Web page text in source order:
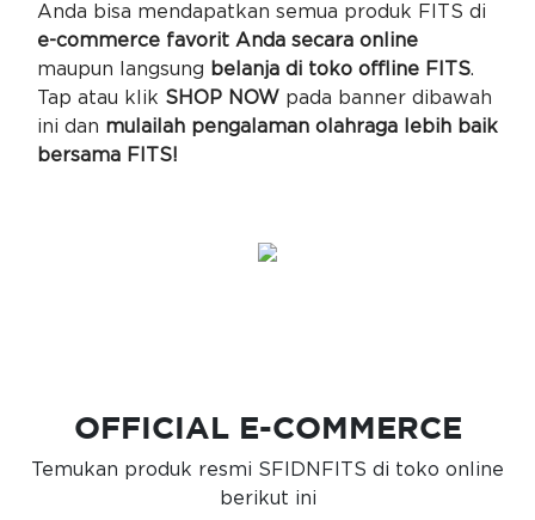
Anda bisa mendapatkan semua produk FITS di
e-commerce favorit Anda secara online
maupun langsung belanja di toko offline FITS.
Tap atau klik SHOP NOW pada banner dibawah
ini dan mulailah pengalaman olahraga lebih baik
bersama FITS!
OFFICIAL E-COMMERCE
Temukan produk resmi SFIDNFITS di toko online
berikut ini